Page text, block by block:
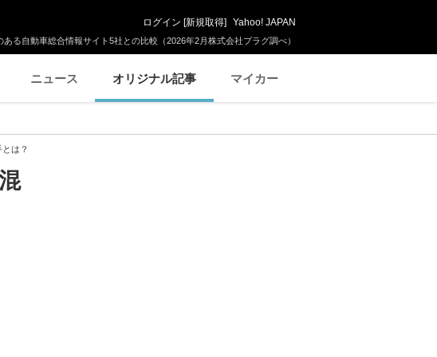
る自動車総合情報サイト5社との比較（2026年2月株式会社プラグ調べ）
ログイン [新規取得] Yahoo! JAPAN
ニュース オリジナル記事 マイカー
は？